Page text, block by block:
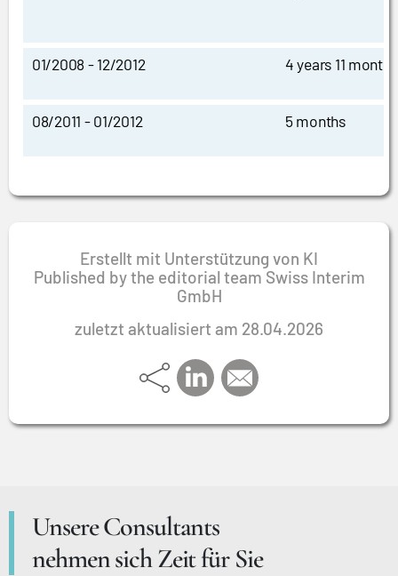
01/2008 - 12/2012 4 years 11 months
08/2011 - 01/2012 5 months
Erstellt mit Unterstützung von KI
Published by the editorial team Swiss Interim
GmbH
zuletzt aktualisiert am 28.04.2026
Unsere Consultants
nehmen sich Zeit für Sie